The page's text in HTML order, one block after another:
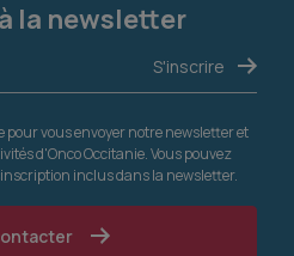
la newsletter
pour vous envoyer notre newsletter et
d'Onco Occitanie. Vous pouvez
inclus dans la newsletter.